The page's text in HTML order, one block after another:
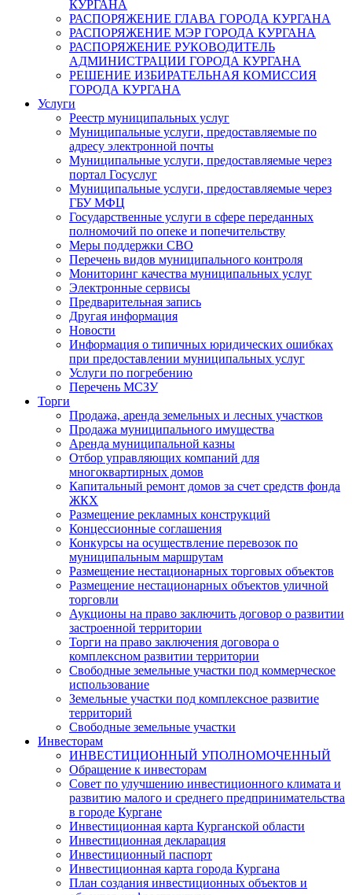
КУРГАНА
РАСПОРЯЖЕНИЕ ГЛАВА ГОРОДА КУРГАНА
РАСПОРЯЖЕНИЕ МЭР ГОРОДА КУРГАНА
РАСПОРЯЖЕНИЕ РУКОВОДИТЕЛЬ
АДМИНИСТРАЦИИ ГОРОДА КУРГАНА
РЕШЕНИЕ ИЗБИРАТЕЛЬНАЯ КОМИССИЯ
ГОРОДА КУРГАНА
Услуги
Реестр муниципальных услуг
Муниципальные услуги, предоставляемые по
адресу электронной почты
Муниципальные услуги, предоставляемые через
портал Госуслуг
Муниципальные услуги, предоставляемые через
ГБУ МФЦ
Государственные услуги в сфере переданных
полномочий по опеке и попечительству
Меры поддержки СВО
Перечень видов муниципального контроля
Мониторинг качества муниципальных услуг
Электронные сервисы
Предварительная запись
Другая информация
Новости
Информация о типичных юридических ошибках
при предоставлении муниципальных услуг
Услуги по погребению
Перечень МСЗУ
Торги
Продажа, аренда земельных и лесных участков
Продажа муниципального имущества
Аренда муниципальной казны
Отбор управляющих компаний для
многоквартирных домов
Капитальный ремонт домов за счет средств фонда
ЖКХ
Размещение рекламных конструкций
Концессионные соглашения
Конкурсы на осуществление перевозок по
муниципальным маршрутам
Размещение нестационарных торговых объектов
Размещение нестационарных объектов уличной
торговли
Аукционы на право заключить договор о развитии
застроенной территории
Торги на право заключения договора о
комплексном развитии территории
Свободные земельные участки под коммерческое
использование
Земельные участки под комплексное развитие
территорий
Свободные земельные участки
Инвесторам
ИНВЕСТИЦИОННЫЙ УПОЛНОМОЧЕННЫЙ
Обращение к инвесторам
Совет по улучшению инвестиционного климата и
развитию малого и среднего предпринимательства
в городе Кургане
Инвестиционная карта Курганской области
Инвестиционная декларация
Инвестиционный паспорт
Инвестиционная карта города Кургана
План создания инвестиционных объектов и